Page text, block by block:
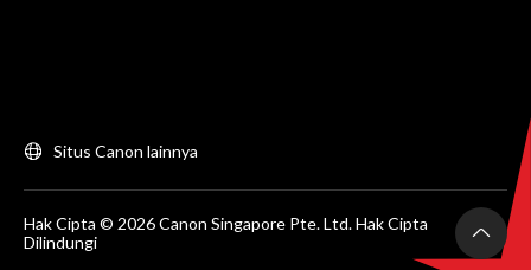
Situs Canon lainnya
Hak Cipta © 2026 Canon Singapore Pte. Ltd. Hak Cipta
Dilindungi